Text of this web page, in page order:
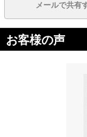
メールで共有
お客様の声